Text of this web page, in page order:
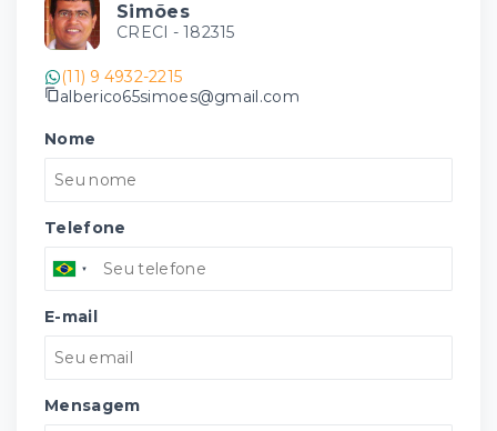
Simões
CRECI - 182315
(11) 9 4932-2215
alberico65simoes@gmail.com
Nome
Telefone
E-mail
Mensagem